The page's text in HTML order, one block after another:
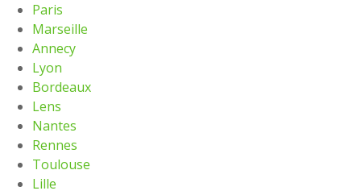
Paris
Marseille
Annecy
Lyon
Bordeaux
Lens
Nantes
Rennes
Toulouse
Lille